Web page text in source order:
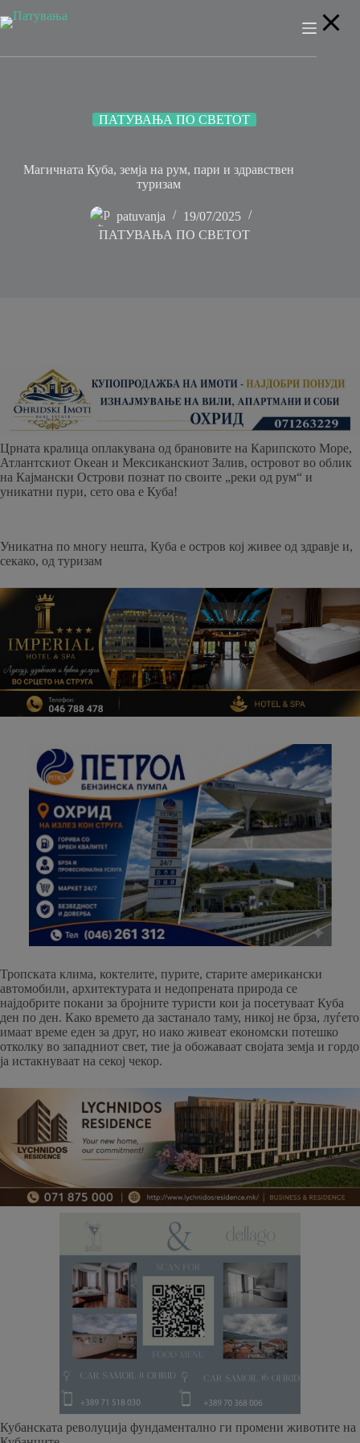
to
ПАТУВАЊА ПО СВЕТОТ
Магичната Куба, земја на рум, пари и здравствен
туризам
patuvanja
19/07/2025
ПАТУВАЊА ПО СВЕТОТ
Црната кралица оплакувана од брановите на Карипското Море,
Атлантскиот Океан и Мексиканскиот Залив, островот во облик
на Кајмански Острови познат по своите „реки од рум“ и
уникатни пури, сето ова е Куба!
Уникатна по многу нешта, Куба е остров кој живее од здравје и,
секако, од туризам
Тропската клима, коктелите, пурите, старите американски
автомобили, архитектурата и недопрената природа се
најдобрите покани за бројните туристи кои ја посетуваат Куба
ден по ден. Како времето да застанало таму, никој не брза, луѓето
имаат време еден за друг, но иако живеат економски потешко
отколку во западниот свет, тие ја обожаваат својата земја и гордо
ја истакнуваат на секој чекор.
Кубанската револуција фундаментално ги промени животите на